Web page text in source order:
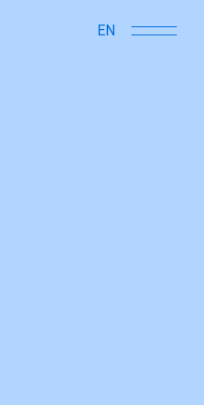
ENclose